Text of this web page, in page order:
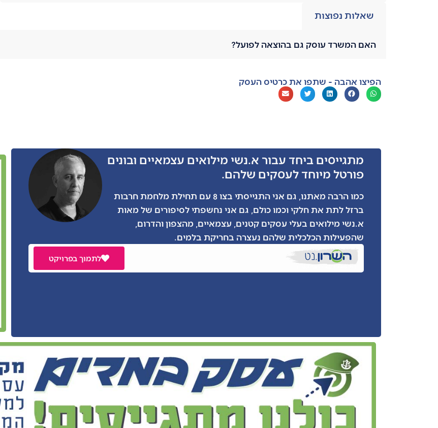
שאלות נפוצות
האם המשרד עוסק גם בהוצאה לפועל?
הפיצו אהבה - שתפו את כרטיס העסק
מתגייסים ביחד עבור א.נשי מילואים עצמאיים ובונים
פורטל מיוחד לעסקים שלהם.
כמו הרבה מאתנו, גם אני התגייסתי בצו 8 עם תחילת מלחמת חרבות
ברזל לתת את חלקי וכמו כולם, גם אני נחשפתי לסיפורים של מאות
א.נשי מילואים בעלי עסקים קטנים, עצמאיים, מהצפון והדרום,
שהפעילות הכלכלית שלהם נעצרה בחריקת בלמים.
לתמוך בפרויקט